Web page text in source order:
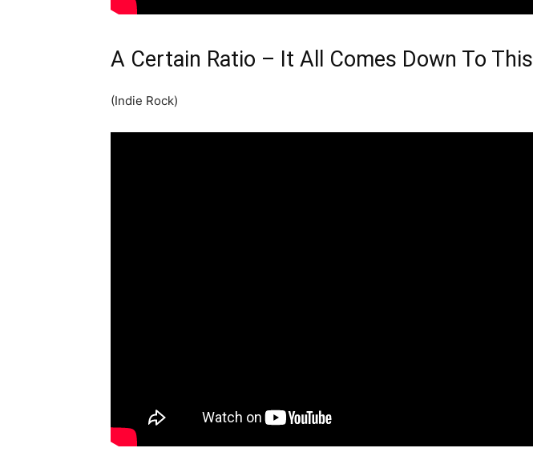
A Certain Ratio – It All Comes Down To This
(Indie Rock)